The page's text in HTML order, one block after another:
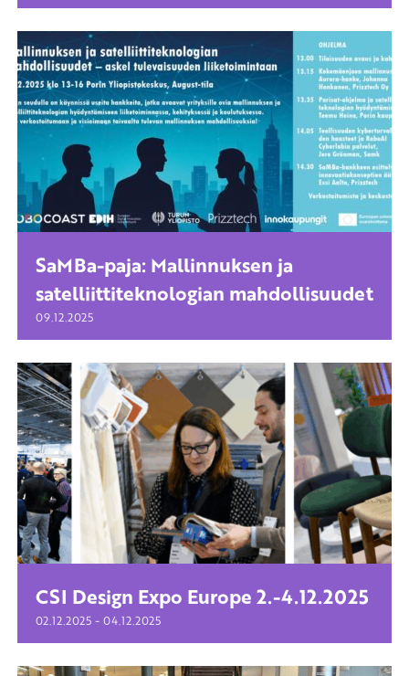
SaMBa-paja: Mallinnuksen ja
satelliittiteknologian mahdollisuudet
09.12.2025
CSI Design Expo Europe 2.-4.12.2025
02.12.2025 - 04.12.2025